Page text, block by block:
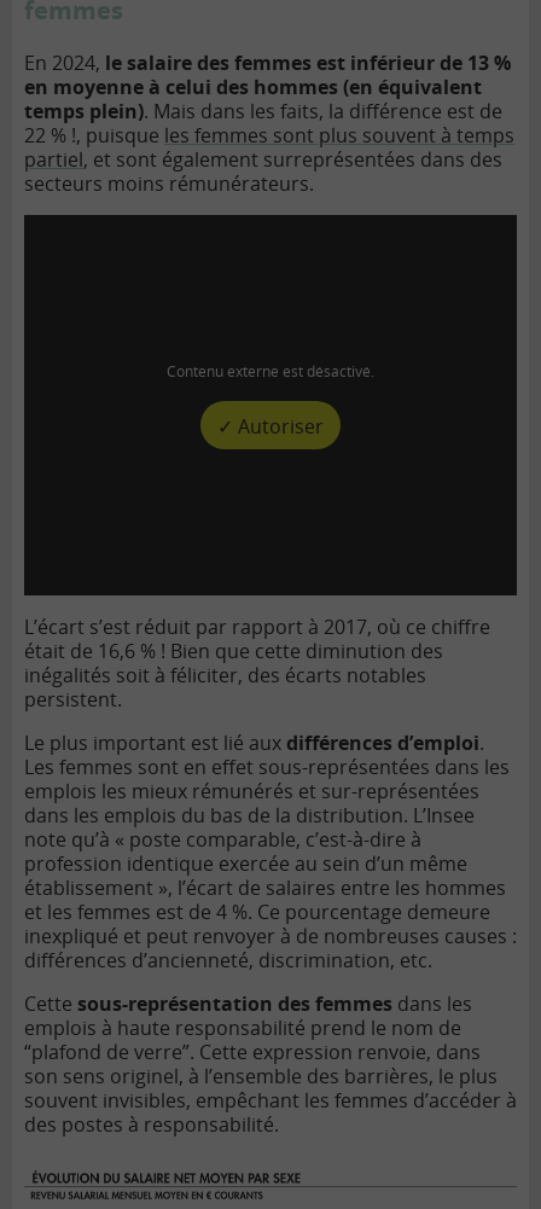
femmes
En 2024, le salaire des femmes est inférieur de 13 %
en moyenne à celui des hommes (en équivalent
temps plein). Mais dans les faits, la différence est de
22 % !, puisque les femmes sont plus souvent à temps
partiel, et sont également surreprésentées dans des
secteurs moins rémunérateurs.
Contenu externe est désactivé.
✓ Autoriser
L’écart s’est réduit par rapport à 2017, où ce chiffre
était de 16,6 % ! Bien que cette diminution des
inégalités soit à féliciter, des écarts notables
persistent.
Le plus important est lié aux différences d’emploi.
Les femmes sont en effet sous-représentées dans les
emplois les mieux rémunérés et sur-représentées
dans les emplois du bas de la distribution. L’Insee
note qu’à « poste comparable, c’est-à-dire à
profession identique exercée au sein d’un même
établissement », l’écart de salaires entre les hommes
et les femmes est de 4 %. Ce pourcentage demeure
inexpliqué et peut renvoyer à de nombreuses causes :
différences d’ancienneté, discrimination, etc.
Cette sous-représentation des femmes dans les
emplois à haute responsabilité prend le nom de
“plafond de verre”. Cette expression renvoie, dans
son sens originel, à l’ensemble des barrières, le plus
souvent invisibles, empêchant les femmes d’accéder à
des postes à responsabilité.